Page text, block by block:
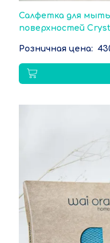
Салфетка для
поверхностей